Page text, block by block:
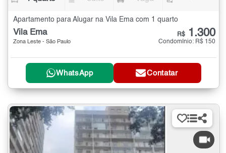
Apartamento para Alugar na Vila Ema com 1 quarto
Vila Ema
Zona Leste - São Paulo
R$ 1.300
Condomínio: R$ 150
WhatsApp Contatar